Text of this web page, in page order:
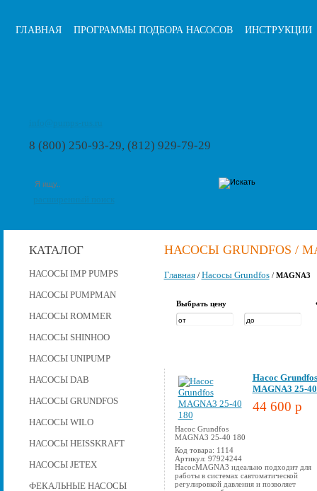
ГЛАВНАЯ ПРОГРАММЫ ПОДБОРА НАСОСОВ ИНСТРУКЦИИ
8 (800) 250-93-29, (812) 929-79-29
КАТАЛОГ
НАСОСЫ IMP PUMPS
НАСОСЫ PUMPMAN
НАСОСЫ ROMMER
НАСОСЫ SHINHOO
НАСОСЫ UNIPUMP
НАСОСЫ DAB
НАСОСЫ GRUNDFOS
НАСОСЫ WILO
НАСОСЫ HEISSKRAFT
НАСОСЫ JETEX
ФЕКАЛЬНЫЕ НАСОСЫ
НАСОСЫ GRUNDFOS /
Главная/ Насосы Grundfos/ MAGNA3
Выбрать цену
Насос Grundfos
MAGNA3 25-40 180
Насос Grundfos
MAGNA3 25-
44 600 p
Код товара: 1114
Артикул: 97924244
НасосMAGNA3 идеально подходит для
работы в системах савтоматической
регулировкой давления и позволяет